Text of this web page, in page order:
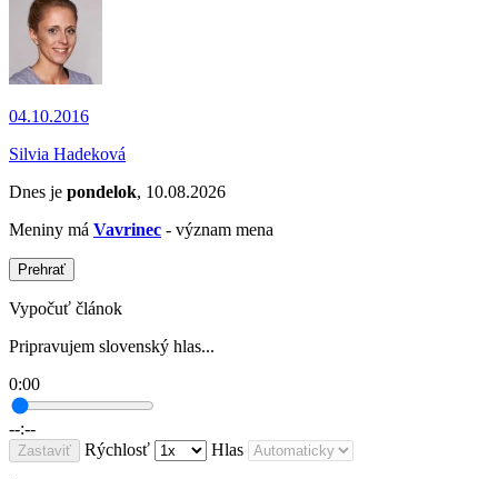
04.10.2016
Silvia Hadeková
Dnes je pondelok, 10.08.2026
Meniny má Vavrinec - význam mena
Prehrať
Vypočuť článok
Pripravujem slovenský hlas...
0:00
--:--
Zastaviť Rýchlosť Hlas